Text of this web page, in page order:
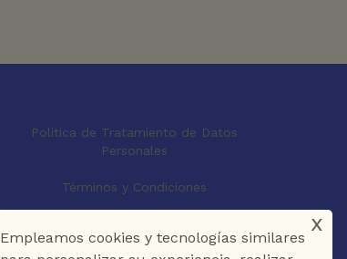
Política de Tratamiento de Datos
Personales
Términos y Condiciones
Empleamos cookies y tecnologías similares
x